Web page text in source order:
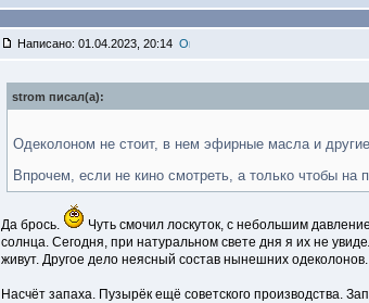
Написано: 01.04.2023, 20:14
strom писал(a):
Одеколоном не стоит, в нем эфирные масла и
Впрочем, если не кино смотреть, а только чтобы
Да брось.
Чуть смочил лоскуток, с небольшим
солнца. Сегодня, при натуральном свете дня я их не
живут. Другое дело неясный состав нынешних
Насчёт запаха. Пузырёк ещё советского производства.